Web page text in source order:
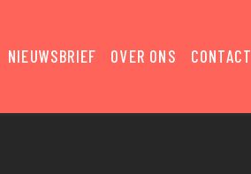
NIEUWSBRIEF OVER ONS CONTACT